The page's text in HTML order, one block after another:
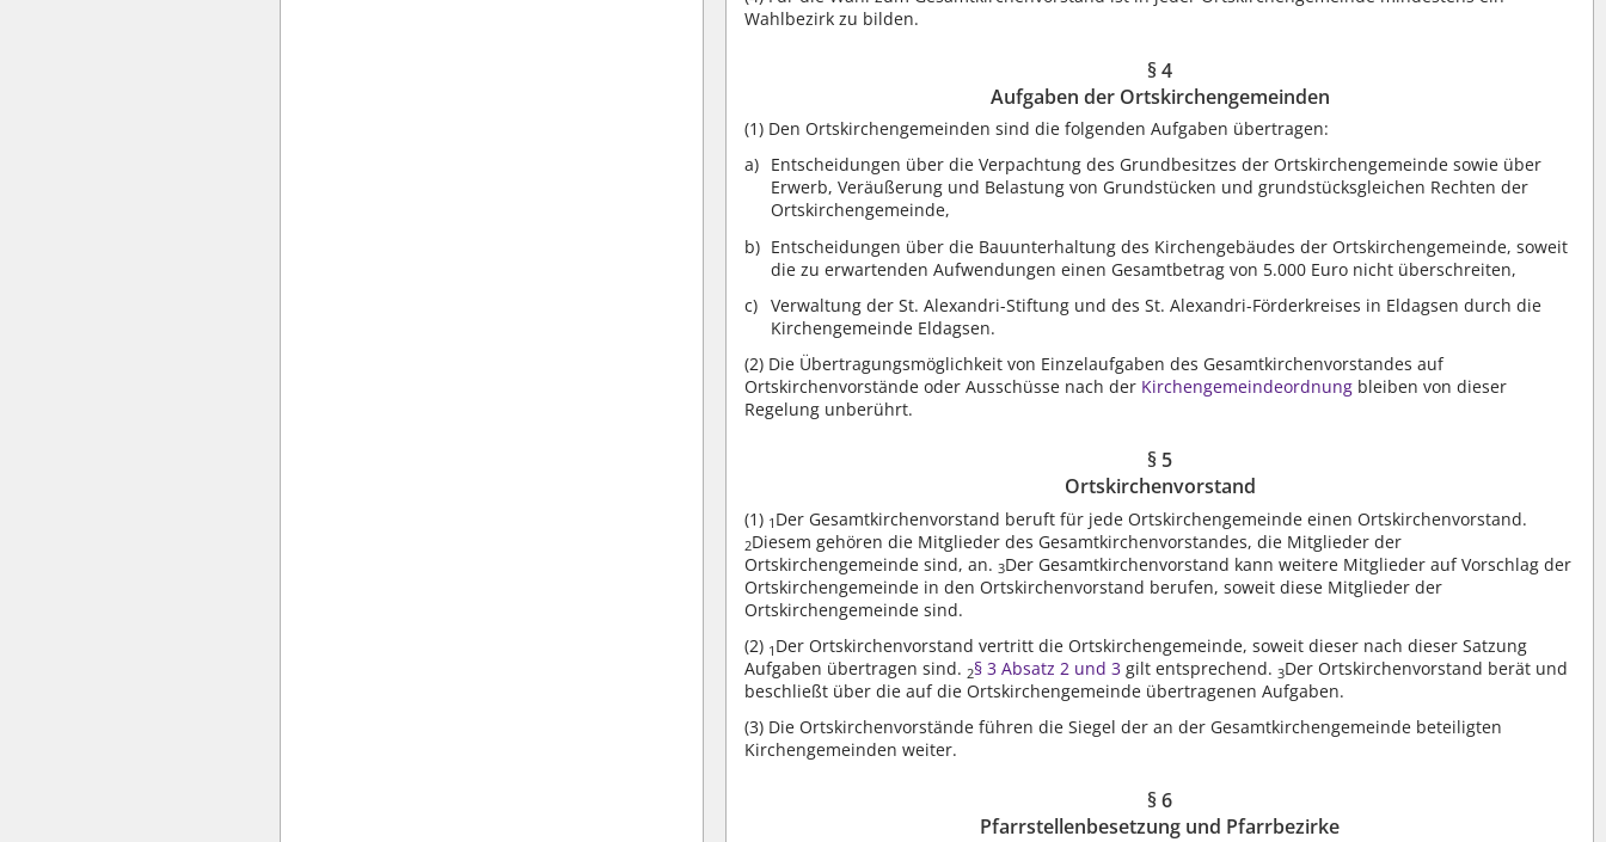
Wahlbezirk zu bilden.
§ 4
Aufgaben der Ortskirchengemeinden
(1) Den Ortskirchengemeinden sind die folgenden Aufgaben übertragen:
Entscheidungen über die Verpachtung des Grundbesitzes der Ortskirchengemeinde sowie über
Erwerb, Veräußerung und Belastung von Grundstücken und grundstücksgleichen Rechten der
Ortskirchengemeinde,
Entscheidungen über die Bauunterhaltung des Kirchengebäudes der Ortskirchengemeinde, soweit
die zu erwartenden Aufwendungen einen Gesamtbetrag von 5.000 Euro nicht überschreiten,
Verwaltung der St. Alexandri-Stiftung und des St. Alexandri-Förderkreises in Eldagsen durch die
Kirchengemeinde Eldagsen.
(2) Die Übertragungsmöglichkeit von Einzelaufgaben des Gesamtkirchenvorstandes auf
Ortskirchenvorstände oder Ausschüsse nach der Kirchengemeindeordnung bleiben von dieser
Regelung unberührt.
§ 5
Ortskirchenvorstand
(1) 1 Der Gesamtkirchenvorstand beruft für jede Ortskirchengemeinde einen Ortskirchenvorstand.
2Diesem gehören die Mitglieder des Gesamtkirchenvorstandes, die Mitglieder der
Ortskirchengemeinde sind, an.3Der Gesamtkirchenvorstand kann weitere Mitglieder auf Vorschlag der
Ortskirchengemeinde in den Ortskirchenvorstand berufen, soweit diese Mitglieder der
Ortskirchengemeinde sind.
(2) 1 Der Ortskirchenvorstand vertritt die Ortskirchengemeinde, soweit dieser nach dieser Satzung
Aufgaben übertragen sind. 2§ 3 Absatz 2 und 3 gilt entsprechend.3Der Ortskirchenvorstand berät und
beschließt über die auf die Ortskirchengemeinde übertragenen Aufgaben.
(3) Die Ortskirchenvorstände führen die Siegel der an der Gesamtkirchengemeinde beteiligten
Kirchengemeinden weiter.
§ 6
Pfarrstellenbesetzung und Pfarrbezirke